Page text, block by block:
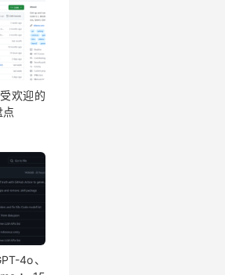
欢迎的
点
4o、